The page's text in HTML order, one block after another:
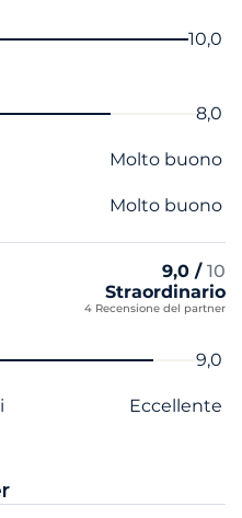
10,0
8,0
Molto buono
Molto buono
9,0 / 10
Straordinario
4 Recensione del partner
9,0
Eccellente